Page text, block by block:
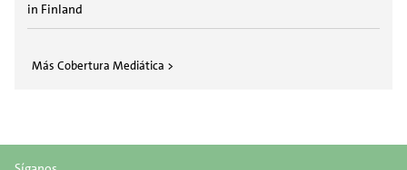
in Finland
Más Cobertura Mediática >